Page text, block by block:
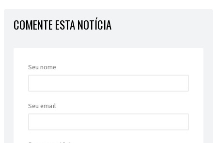
COMENTE ESTA NOTÍCIA
Seu nome
Seu email